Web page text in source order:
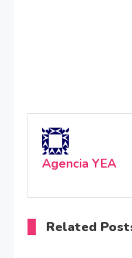
Agencia YEA
Related